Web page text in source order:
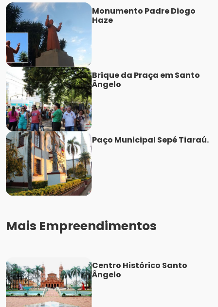
Monumento Padre Diogo
Haze
Brique da Praça em Santo
Ângelo
Paço Municipal Sepé Tiaraú.
Mais Empreendimentos
Centro Histórico Santo
Ângelo